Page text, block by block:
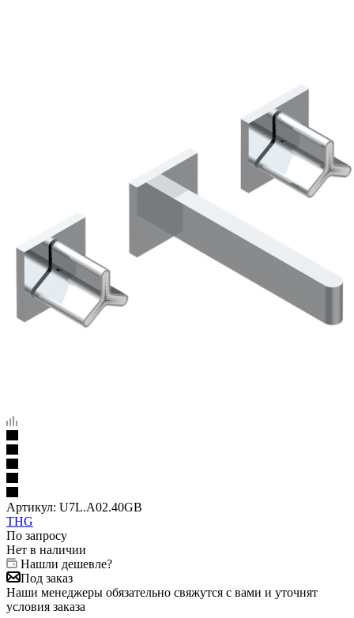
Артикул: U7L.A02.40GB
THG
По запросу
Нет в наличии
Нашли дешевле?
Под заказ
Наши менеджеры обязательно свяжутся с вами и уточнят
условия заказа